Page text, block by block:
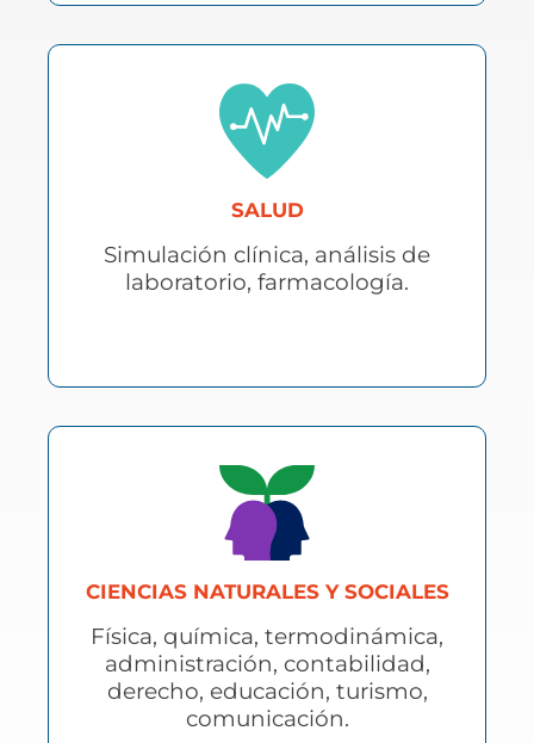
SALUD
Simulación clínica, análisis de
laboratorio, farmacología.
CIENCIAS NATURALES Y SOCIALES
Física, química, termodinámica,
administración, contabilidad,
derecho, educación, turismo,
comunicación.